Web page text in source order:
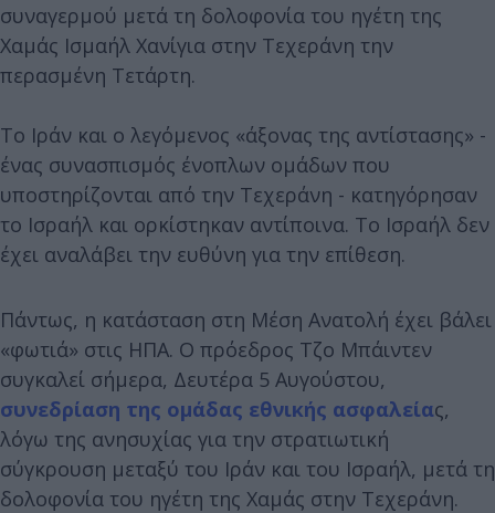
συναγερμού μετά τη δολοφονία του ηγέτη της
Χαμάς Ισμαήλ Χανίγια στην Τεχεράνη την
περασμένη Τετάρτη.
Το Ιράν και ο λεγόμενος «άξονας της αντίστασης» -
ένας συνασπισμός ένοπλων ομάδων που
υποστηρίζονται από την Τεχεράνη - κατηγόρησαν
το Ισραήλ και ορκίστηκαν αντίποινα. Το Ισραήλ δεν
έχει αναλάβει την ευθύνη για την επίθεση.
Πάντως, η κατάσταση στη Μέση Ανατολή έχει βάλει
«φωτιά» στις ΗΠΑ. Ο πρόεδρος Τζο Μπάιντεν
συγκαλεί σήμερα, Δευτέρα 5 Αυγούστου,
συνεδρίαση της ομάδας εθνικής ασφαλείας,
λόγω της ανησυχίας για την στρατιωτική
σύγκρουση μεταξύ του Ιράν και του Ισραήλ, μετά τη
δολοφονία του ηγέτη της Χαμάς στην Τεχεράνη.